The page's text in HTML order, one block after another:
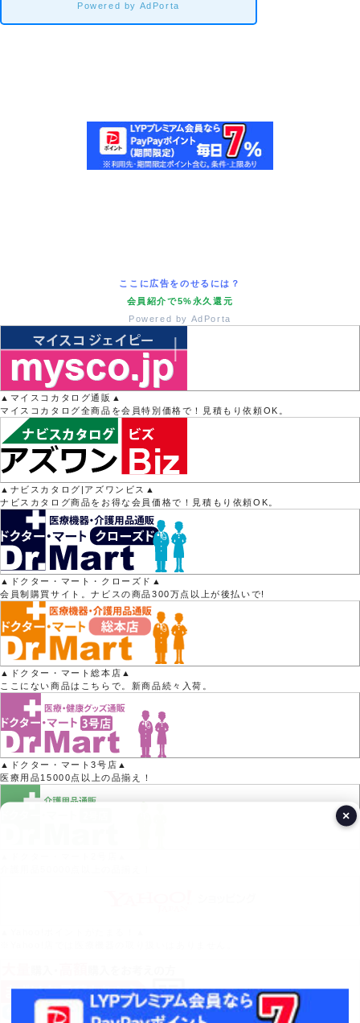
Powered by AdPorta
ここに広告をのせるには？
会員紹介で5%永久還元
Powered by AdPorta
▲マイスコカタログ通販▲
マイスコカタログ全商品を会員特別価格で！見積もり依頼OK。
▲ナビスカタログ|アズワンビス▲
ナビスカタログ商品をお得な会員価格で！見積もり依頼OK。
▲ドクター・マート・クローズド▲
会員制購買サイト。ナビスの商品300万点以上が後払いで!
▲ドクター・マート総本店▲
ここにない商品はこちらで。新商品続々入荷。
▲ドクター・マート3号店▲
医療用品15000点以上の品揃え！
×